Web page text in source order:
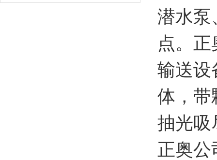
潜水泵
点。
输送设
体，带
抽光吸
正奥公